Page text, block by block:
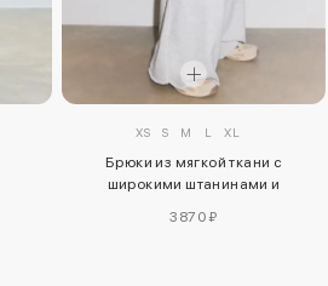
XS S M L XL
Брюки из мягкой ткани с
широкими штанинами и
3870 ₽